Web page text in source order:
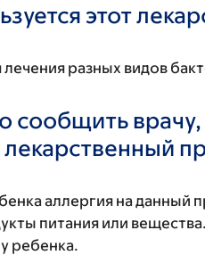
этот
разных видов
сообщить
аллергия на
питания или
ребенка.